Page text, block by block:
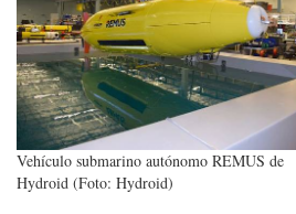
Vehículo submarino autónomo REMUS de
Hydroid (Foto: Hydroid)